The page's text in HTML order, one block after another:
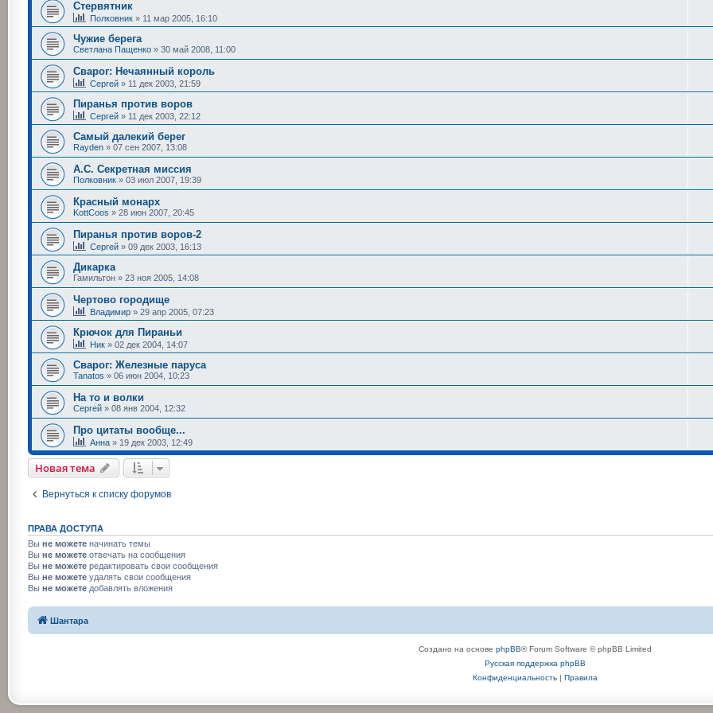
Стервятник
Полковник » 11 мар 2005, 16:10
Чужие берега
Светлана Пащенко » 30 май 2008, 11:00
Сварог: Нечаянный король
Сергей » 11 дек 2003, 21:59
Пиранья против воров
Сергей » 11 дек 2003, 22:12
Самый далекий берег
Rayden » 07 сен 2007, 13:08
А.С. Секретная миссия
Полковник » 03 июл 2007, 19:39
Красный монарх
KottCoos » 28 июн 2007, 20:45
Пиранья против воров-2
Сергей » 09 дек 2003, 16:13
Дикарка
Гамильтон » 23 ноя 2005, 14:08
Чертово городище
Владимир » 29 апр 2005, 07:23
Крючок для Пираньи
Ник » 02 дек 2004, 14:07
Сварог: Железные паруса
Tanatos » 06 июн 2004, 10:23
На то и волки
Сергей » 08 янв 2004, 12:32
Про цитаты вообще...
Анна » 19 дек 2003, 12:49
Новая тема
Вернуться к списку форумов
ПРАВА ДОСТУПА
Вы не можете начинать темы
Вы не можете отвечать на сообщения
Вы не можете редактировать свои сообщения
Вы не можете удалять свои сообщения
Вы не можете добавлять вложения
Шантара
Создано на основе phpBB® Forum Software © phpBB Limited
Русская поддержка phpBB
Конфиденциальность| Правила